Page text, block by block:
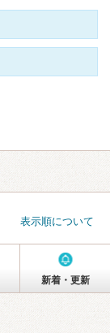
表示順について
新着・更新